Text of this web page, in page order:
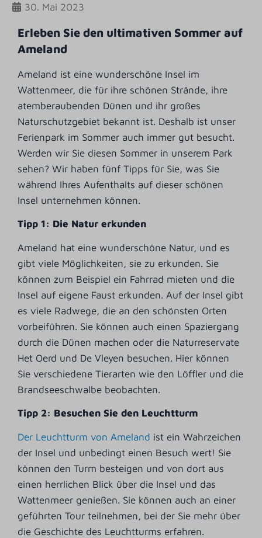
30. Mai 2023
Erleben Sie den ultimativen Sommer auf
Ameland
Ameland ist eine wunderschöne Insel im
Wattenmeer, die für ihre schönen Strände, ihre
atemberaubenden Dünen und ihr großes
Naturschutzgebiet bekannt ist. Deshalb ist unser
Ferienpark im Sommer auch immer gut besucht.
Werden wir Sie diesen Sommer in unserem Park
sehen? Wir haben fünf Tipps für Sie, was Sie
während Ihres Aufenthalts auf dieser schönen
Insel unternehmen können.
Tipp 1: Die Natur erkunden
Ameland hat eine wunderschöne Natur, und es
gibt viele Möglichkeiten, sie zu erkunden. Sie
können zum Beispiel ein Fahrrad mieten und die
Insel auf eigene Faust erkunden. Auf der Insel gibt
es viele Radwege, die an den schönsten Orten
vorbeiführen. Sie können auch einen Spaziergang
durch die Dünen machen oder die Naturreservate
Het Oerd und De Vleyen besuchen. Hier können
Sie verschiedene Tierarten wie den Löffler und die
Brandseeschwalbe beobachten.
Tipp 2: Besuchen Sie den Leuchtturm
Der Leuchtturm von Ameland ist ein Wahrzeichen
der Insel und unbedingt einen Besuch wert! Sie
können den Turm besteigen und von dort aus
einen herrlichen Blick über die Insel und das
Wattenmeer genießen. Sie können auch an einer
geführten Tour teilnehmen, bei der Sie mehr über
die Geschichte des Leuchtturms erfahren.